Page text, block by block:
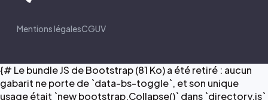
Mentions légalesCGUV
{# Le bundle JS de Bootstrap (81 Ko) a été retiré : aucun
gabarit ne porte de `data-bs-toggle`, et son unique
usage était `new bootstrap.Collapse()` dans `directory.js`